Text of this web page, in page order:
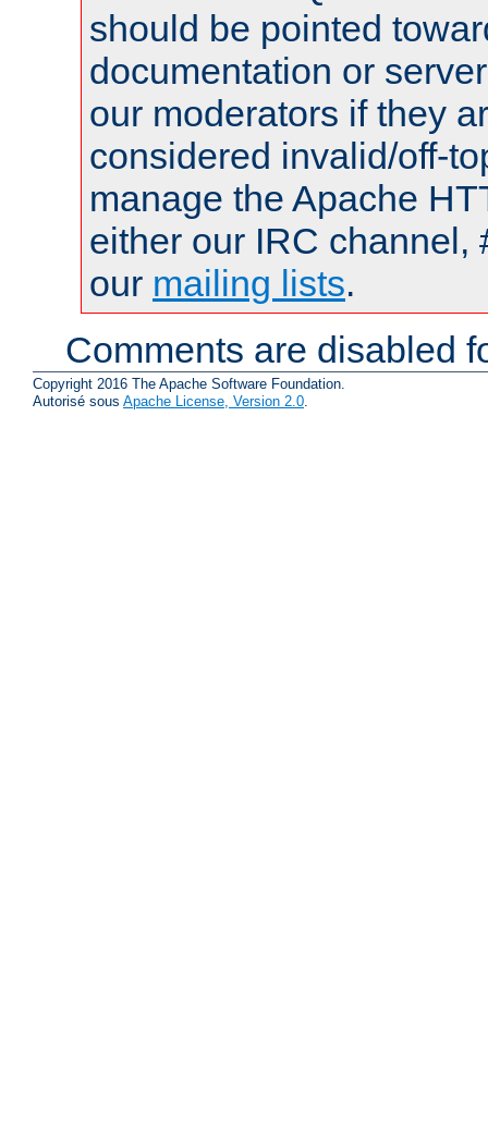
should be pointed
documentation or
our moderators if they
considered invalid/off-
manage the Apache
either our IRC channel,
our mailing lists.
Comments are disabled
Copyright 2016 The Apache Software Foundation.
Autorisé sous Apache License, Version 2.0